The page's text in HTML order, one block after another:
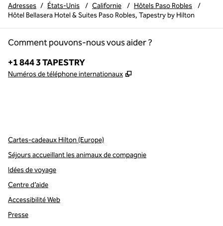
Adresses / États-Unis / Californie / Hôtels Paso Robles
/
Hôtel Bellasera Hotel & Suites Paso Robles, Tapestry by Hilton
Comment pouvons-nous vous aider ?
Téléphone :
+1 844 3 TAPESTRY
Numéros de téléphone internationaux ,
Cartes-cadeaux Hilton (Europe)
Séjours accueillant les animaux de compagnie
Idées de voyage
Centre d’aide
Accessibilité Web
Presse